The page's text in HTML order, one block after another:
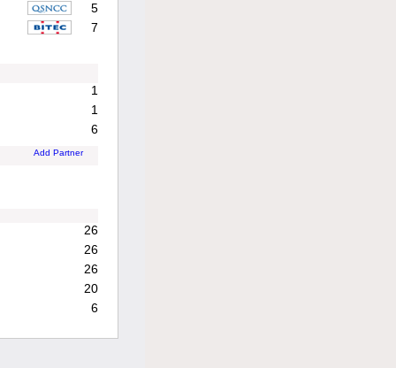
5
7
1
1
6
Add Partner
26
26
26
20
6